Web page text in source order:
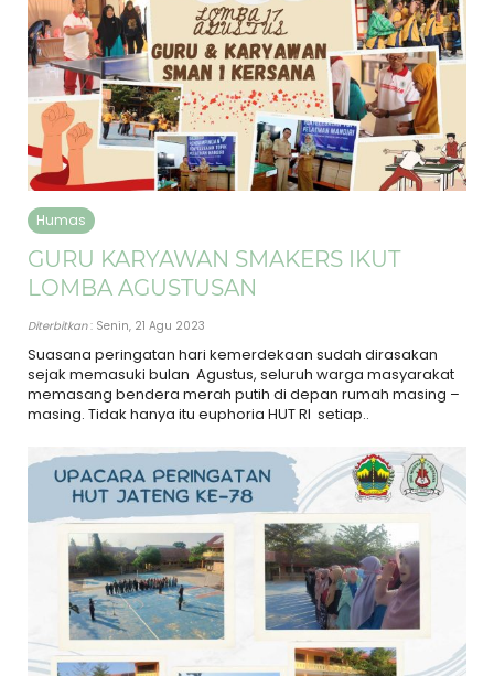
Humas
GURU KARYAWAN SMAKERS IKUT
LOMBA AGUSTUSAN
Diterbitkan: Senin, 21 Agu 2023
Suasana peringatan hari kemerdekaan sudah dirasakan
sejak memasuki bulan Agustus, seluruh warga masyarakat
memasang bendera merah putih di depan rumah masing –
masing. Tidak hanya itu euphoria HUT RI setiap..